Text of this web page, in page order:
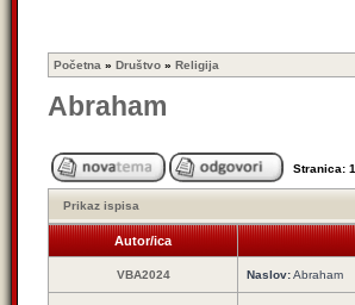
Početna » Društvo » Religija
Abraham
Stranica: 1
Prikaz ispisa
Autor/ica
VBA2024 Naslov:Abraham